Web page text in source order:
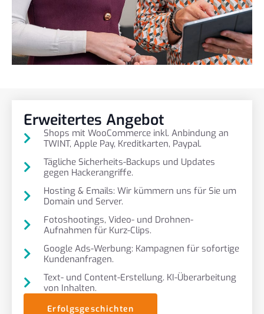
Erweitertes Angebot
Shops mit WooCommerce inkl. Anbindung an
TWINT, Apple Pay, Kreditkarten, Paypal.
Tägliche Sicherheits-Backups und Updates
gegen Hackerangriffe.
Hosting & Emails: Wir kümmern uns für Sie um
Domain und Server.
Fotoshootings, Video- und Drohnen-
Aufnahmen für Kurz-Clips.
Google Ads-Werbung: Kampagnen für sofortige
Kundenanfragen.
Text- und Content-Erstellung. KI-Überarbeitung
von Inhalten.
Erfolgsgeschichten